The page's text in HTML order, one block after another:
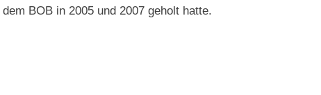
BOB in 2005 und 2007 geholt hatte.